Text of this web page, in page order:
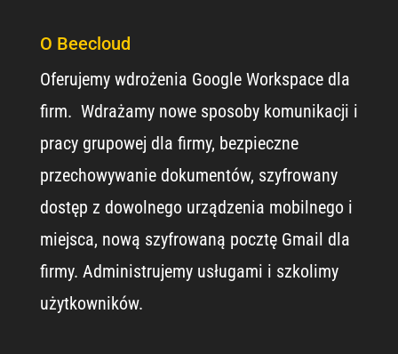
O Beecloud
Oferujemy wdrożenia Google Workspace dla
firm. Wdrażamy nowe sposoby komunikacji i
pracy grupowej dla firmy, bezpieczne
przechowywanie dokumentów, szyfrowany
dostęp z dowolnego urządzenia mobilnego i
miejsca, nową szyfrowaną pocztę Gmail dla
firmy. Administrujemy usługami i szkolimy
użytkowników.